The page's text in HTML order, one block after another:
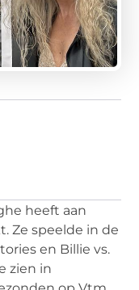
heeft aan
Ze speelde in de
en Billie vs.
zien in